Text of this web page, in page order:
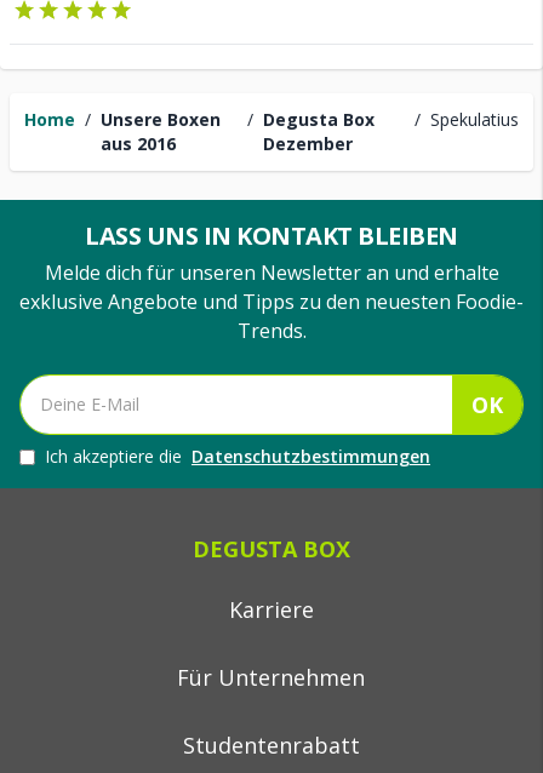
Home / Unsere Boxen
aus 2016
/ Degusta Box
Dezember
/ Spekulatius
LASS UNS IN KONTAKT BLEIBEN
Melde dich für unseren Newsletter an und erhalte
exklusive Angebote und Tipps zu den neuesten Foodie-
Trends.
OK
Ich akzeptiere die Datenschutzbestimmungen
DEGUSTA BOX
Karriere
Für Unternehmen
Studentenrabatt